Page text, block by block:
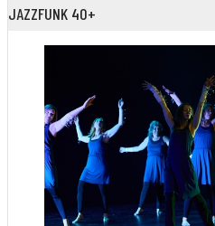
JAZZFUNK 40+